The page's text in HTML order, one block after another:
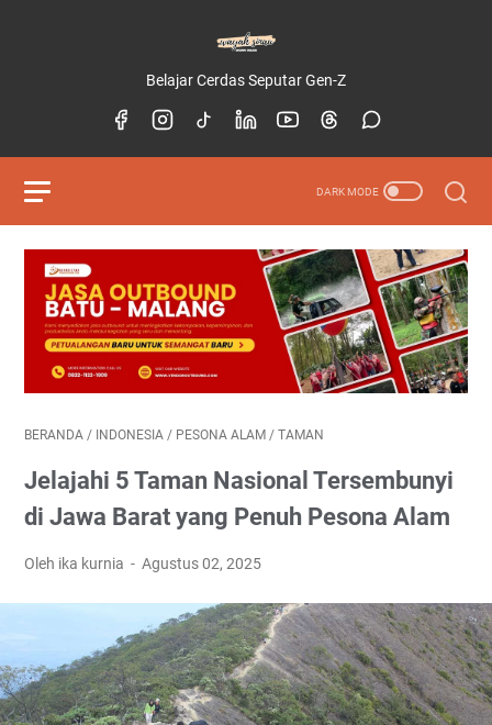
Belajar Cerdas Seputar Gen-Z
BERANDA / INDONESIA / PESONA ALAM / TAMAN
Jelajahi 5 Taman Nasional Tersembunyi
di Jawa Barat yang Penuh Pesona Alam
Oleh ika kurnia Agustus 02, 2025